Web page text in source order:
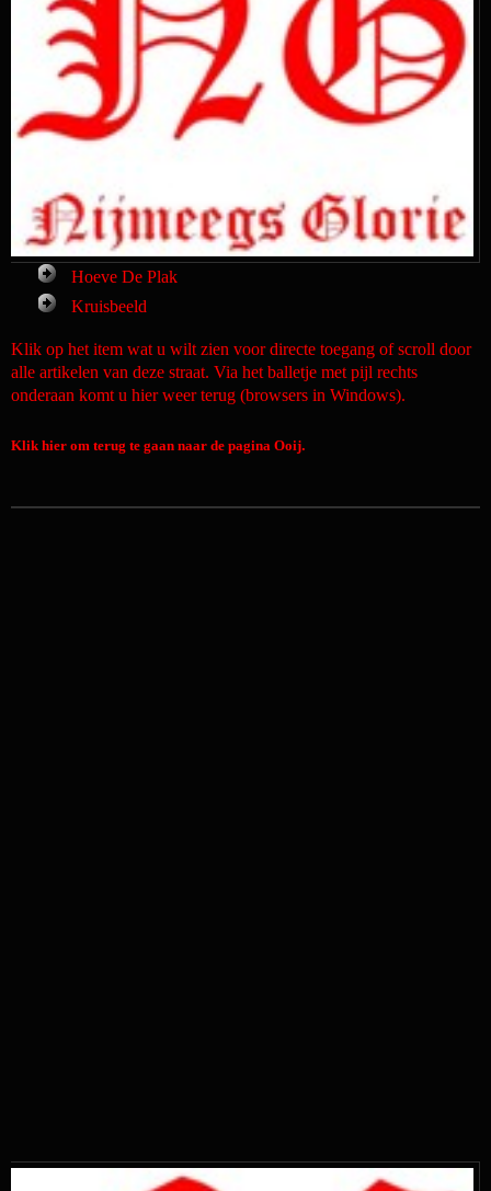
Hoeve De Plak
Kruisbeeld
Klik op het item wat u wilt zien voor directe toegang of scroll door
alle artikelen van deze straat. Via het balletje met pijl rechts
onderaan komt u hier weer terug (browsers in Windows).
Klik hier om terug te gaan naar de pagina Ooij.